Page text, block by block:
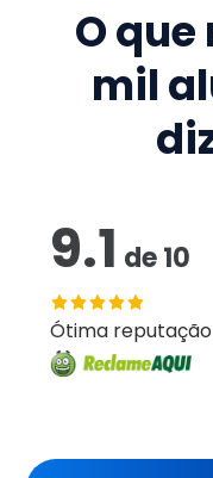
O
mil
9.1 de10
Ótima reputação